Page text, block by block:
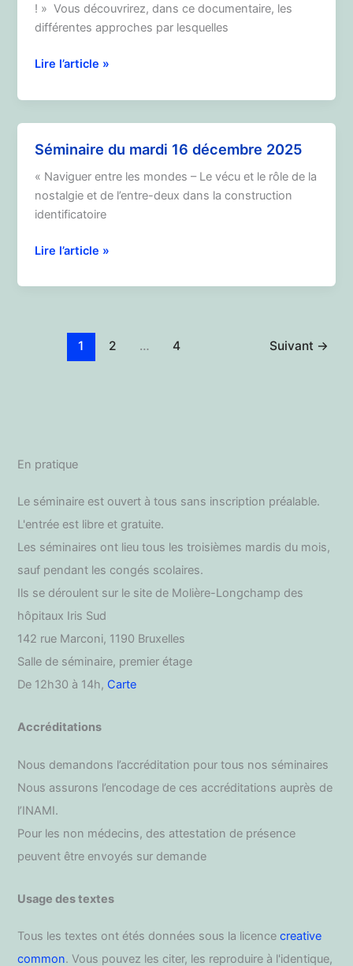
! » Vous découvrirez, dans ce documentaire, les
différentes approches par lesquelles
Séminaire
mardi
20
2026
Lire l’article »
Séminaire du mardi 16 décembre 2025
« Naviguer entre les mondes – Le vécu et le rôle de la
nostalgie et de l’entre-deux dans la construction
identificatoire
Séminaire
mardi
Lire l’article »
1 2 … 4 Suivant →
En pratique
Le séminaire est ouvert à tous sans inscription préalable.
L'entrée est libre et gratuite.
Les séminaires ont lieu tous les troisièmes mardis du mois,
sauf pendant les congés scolaires.
Ils se déroulent sur le site de Molière-Longchamp des
hôpitaux Iris Sud
142 rue Marconi, 1190 Bruxelles
Salle de séminaire, premier étage
De 12h30 à 14h, Carte
Accréditations
Nous demandons l’accréditation pour tous nos séminaires
Nous assurons l’encodage de ces accréditations auprès de
l’INAMI.
Pour les non médecins, des attestation de présence
peuvent être envoyés sur demande
Usage des textes
Tous les textes ont étés données sous la licencecreative
common. Vous pouvez les citer, les reproduire à l'identique,